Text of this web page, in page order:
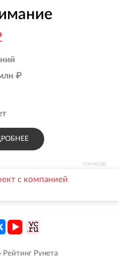
спонсор
₽
с компанией
Рейтинг Рунета